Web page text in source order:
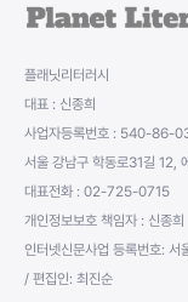
플래닛리터러시
대표 : 신종희
사업자등록번호 : 540-86-
서울 강남구 학동로31길 12,
대표전화 : 02-725-0715
개인정보보호 책임자 : 신종희
인터넷신문사업 등록번호:
/ 편집인: 최진순